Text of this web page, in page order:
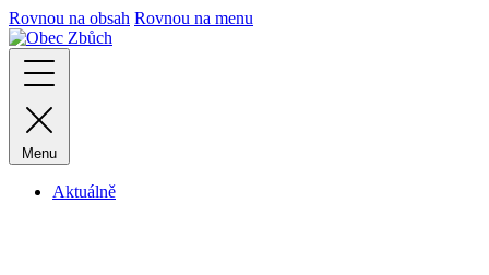
Rovnou na obsah Rovnou na menu
Menu
Aktuálně